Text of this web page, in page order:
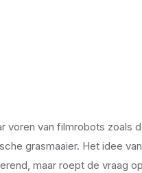
voren van filmrobots zoals
grasmaaier. Het idee
maar roept de vraag